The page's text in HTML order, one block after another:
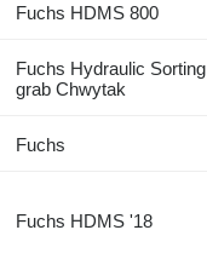
Fuchs HDMS 800
Fuchs Hydraulic Sorting
grab Chwytak
Fuchs
Fuchs HDMS '18